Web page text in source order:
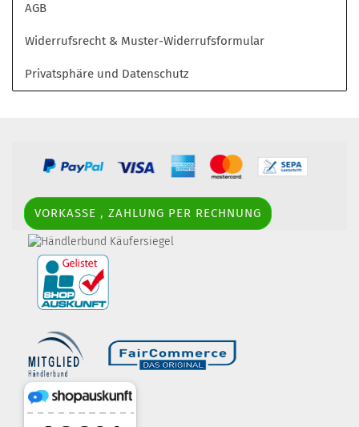
AGB
Widerrufsrecht & Muster-Widerrufsformular
Privatsphäre und Datenschutz
VORKASSE , ZAHLUNG PER RECHNUNG